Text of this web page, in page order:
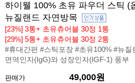
하이웰 100% 초유 파우더 스틱 (
뉴질랜드 자연방목
[23%] 3통+ 초유츄어블 30정 1통
[29%] 5통+ 초유츄어블 30정 2통
#휴대간편 #스틱포장 #초유100% #뉴
면역인자(IgG)와 성장인자(IGF-1) 풍부
판매가 49,000원